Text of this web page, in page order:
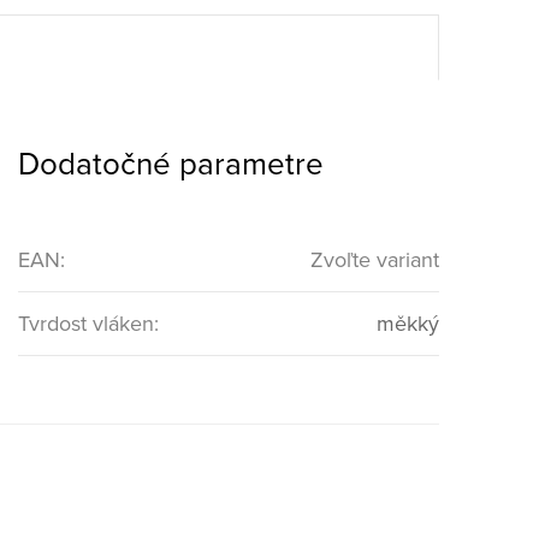
Dodatočné parametre
EAN: Zvoľte variant
Tvrdost vláken: měkký